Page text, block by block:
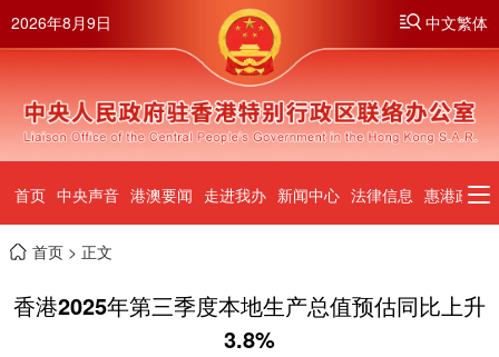
2026年8月9日 中文繁体
首页 中央声音 港澳要闻 走进我办 新闻中心 法律信息 惠港政策
首页> 正文
香港2025年第三季度本地生产总值预估同比上升
3.8%